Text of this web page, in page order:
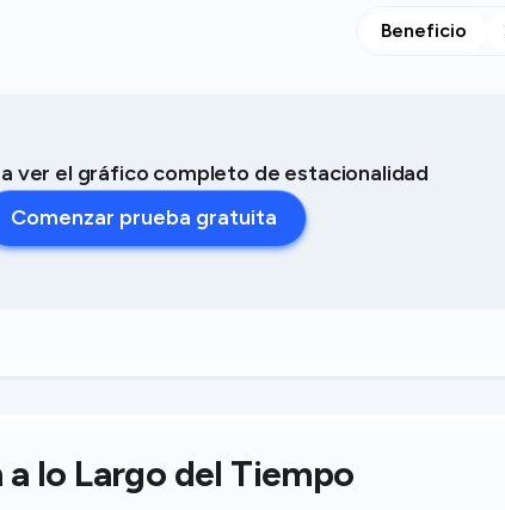
Beneficio
ver el gráfico completo de estacionalidad
Comenzar prueba gratuita
lo Largo del Tiempo